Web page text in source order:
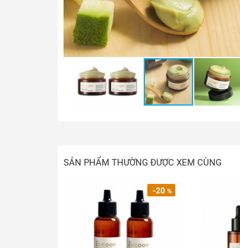
SẢN PHẨM THƯỜNG ĐƯỢC XEM CÙNG
-20 %